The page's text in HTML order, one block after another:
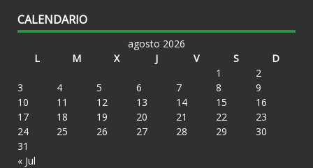
CALENDARIO
agosto 2026
L
M X J V S D
« Jul
1
2
3
4 5 6 7 8
9
10
11 12 13 14 15
16
17
18 19 20 21 22
23
24
25 26 27 28 29
30
31